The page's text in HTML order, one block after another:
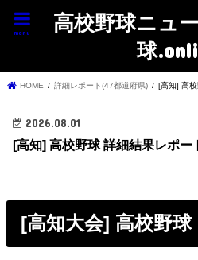
高校野球ニュ
球
menu
HOME 詳細レポート(47都道府県) [高知] 高
2026.08.01
[高知] 高校野球 詳細結果レポー
[高知大会] 高校野球